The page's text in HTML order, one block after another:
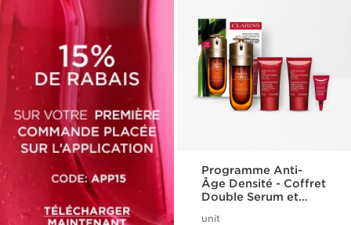
Programme Anti-
Âge Densité - Coffret
Double Serum et
unit